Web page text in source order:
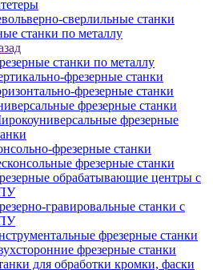
сверлильные станки
станки по металлу
станки по металлу
фрезерные станки
фрезерные станки
фрезерные станки
фрезерные
фрезерные станки
фрезерные станки
обрабатывающие центры с
гравировальные станки с
фрезерные станки
фрезерные станки
для обработки кромки, фаски